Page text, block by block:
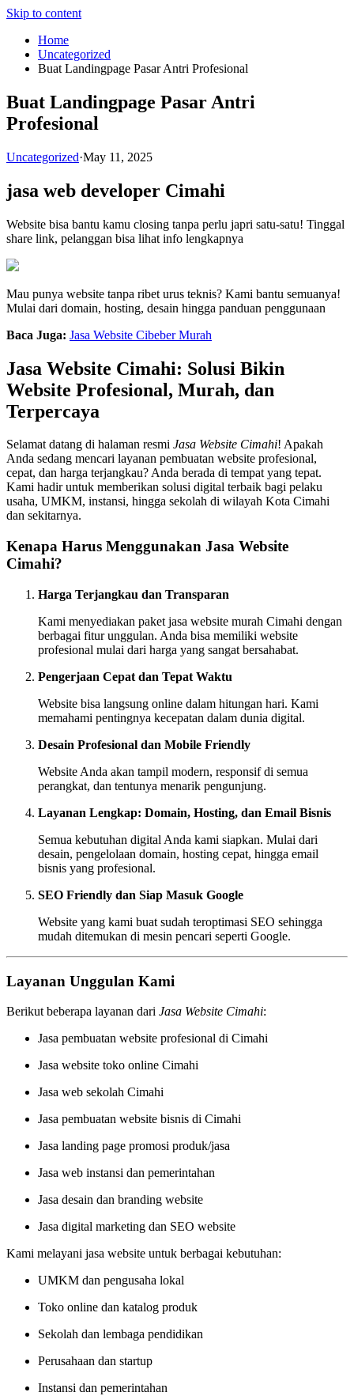
Skip to content
Home
Uncategorized
Buat Landingpage Pasar Antri Profesional
Buat Landingpage Pasar Antri
Profesional
Uncategorized·May 11, 2025
jasa web developer Cimahi
Website bisa bantu kamu closing tanpa perlu japri satu-satu! Tinggal
share link, pelanggan bisa lihat info lengkapnya
Mau punya website tanpa ribet urus teknis? Kami bantu semuanya!
Mulai dari domain, hosting, desain hingga panduan penggunaan
Baca Juga: Jasa Website Cibeber Murah
Jasa Website Cimahi: Solusi Bikin
Website Profesional, Murah, dan
Terpercaya
Selamat datang di halaman resmi Jasa Website Cimahi! Apakah
Anda sedang mencari layanan pembuatan website profesional,
cepat, dan harga terjangkau? Anda berada di tempat yang tepat.
Kami hadir untuk memberikan solusi digital terbaik bagi pelaku
usaha, UMKM, instansi, hingga sekolah di wilayah Kota Cimahi
dan sekitarnya.
Kenapa Harus Menggunakan Jasa Website
Cimahi?
Harga Terjangkau dan Transparan
Kami menyediakan paket jasa website murah Cimahi dengan
berbagai fitur unggulan. Anda bisa memiliki website
profesional mulai dari harga yang sangat bersahabat.
Pengerjaan Cepat dan Tepat Waktu
Website bisa langsung online dalam hitungan hari. Kami
memahami pentingnya kecepatan dalam dunia digital.
Desain Profesional dan Mobile Friendly
Website Anda akan tampil modern, responsif di semua
perangkat, dan tentunya menarik pengunjung.
Layanan Lengkap: Domain, Hosting, dan Email Bisnis
Semua kebutuhan digital Anda kami siapkan. Mulai dari
desain, pengelolaan domain, hosting cepat, hingga email
bisnis yang profesional.
SEO Friendly dan Siap Masuk Google
Website yang kami buat sudah teroptimasi SEO sehingga
mudah ditemukan di mesin pencari seperti Google.
Layanan Unggulan Kami
Berikut beberapa layanan dari Jasa Website Cimahi:
Jasa pembuatan website profesional di Cimahi
Jasa website toko online Cimahi
Jasa web sekolah Cimahi
Jasa pembuatan website bisnis di Cimahi
Jasa landing page promosi produk/jasa
Jasa web instansi dan pemerintahan
Jasa desain dan branding website
Jasa digital marketing dan SEO website
Kami melayani jasa website untuk berbagai kebutuhan:
UMKM dan pengusaha lokal
Toko online dan katalog produk
Sekolah dan lembaga pendidikan
Perusahaan dan startup
Instansi dan pemerintahan